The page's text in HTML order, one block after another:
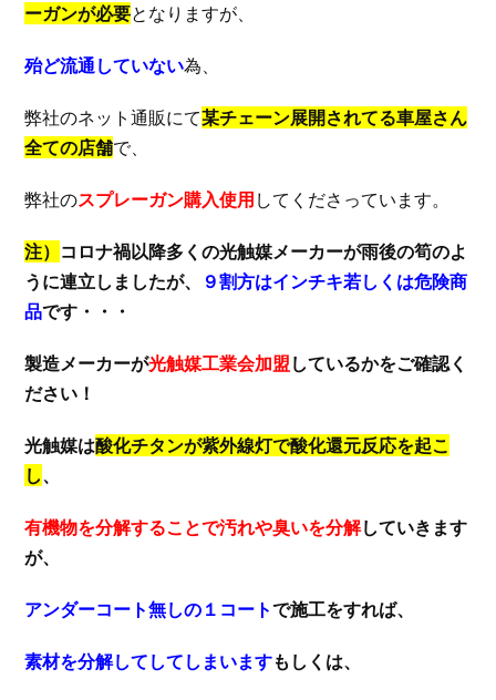
ーガンが必要となりますが、
殆ど流通していない為、
弊社のネット通販にて某チェーン展開されてる車屋さん
全ての店舗で、
弊社のスプレーガン購入使用 してくださっています。
注） コロナ禍以降多くの光触媒メーカーが雨後の筍のよ
うに連立しましたが、
９割方はインチキ若しくは危険商
品です・・・
製造メーカーが光触媒工業会加盟 しているかをご確認く
ださい！
光触媒は酸化チタンが紫外線灯で酸化還元反応を起こ
し、
有機物を分解することで汚れや臭いを分解していきます
が、
アンダーコート無しの１コートで施工をすれば、
素材を分解してしてしまいますもしくは、